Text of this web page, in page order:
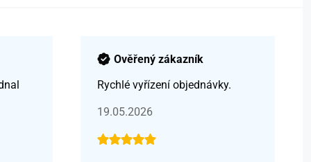
Ověřený zákazník
Rychlé vyřízení objednávky.
19.05.2026